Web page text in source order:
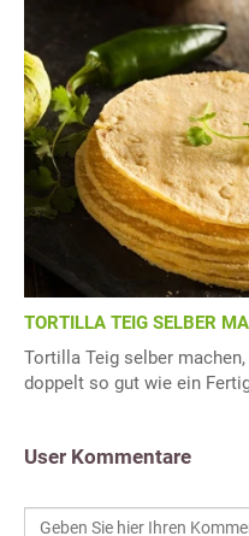
TORTILLA TEIG SELBER
Tortilla Teig selber
doppelt so gut wie ein
User Kommentare